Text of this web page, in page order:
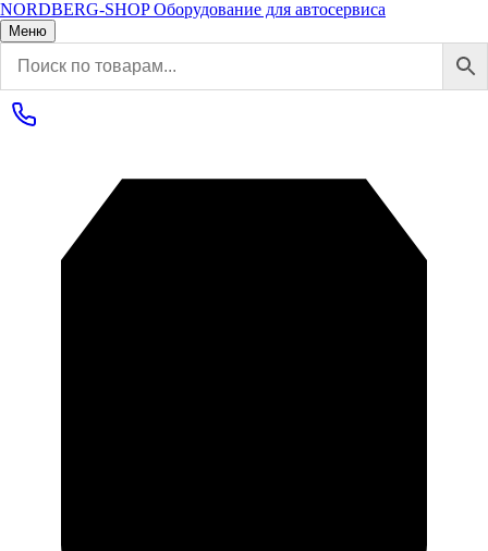
NORDBERG-SHOP Оборудование для автосервиса
Меню